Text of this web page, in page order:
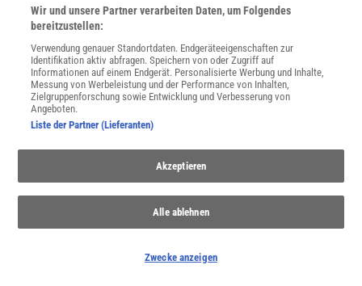
WEITERE NEUERSCHEINUNGEN SPEKTRUM SHOP
.de-Newsletter abonnieren
JETZT ANMELDEN!
Sie können unsere Newsletter jederzeit wieder abbestellen. Infos zu unserem Umgang
Wir und unsere Partner verarbeiten Daten, um Folgendes
bereitzustellen:
Verwendung genauer Standortdaten. Endgeräteeigenschaften zur
Identifikation aktiv abfragen. Speichern von oder Zugriff auf
Informationen auf einem Endgerät. Personalisierte Werbung und Inhalte,
Messung von Werbeleistung und der Performance von Inhalten,
Zielgruppenforschung sowie Entwicklung und Verbesserung von
Angeboten.
Liste der Partner (Lieferanten)
Akzeptieren
Alle ablehnen
Zwecke anzeigen